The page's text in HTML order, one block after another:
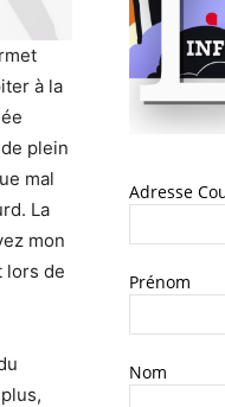
à la
plein
mal
La
mon
lors de
Adresse
Prénom
Nom